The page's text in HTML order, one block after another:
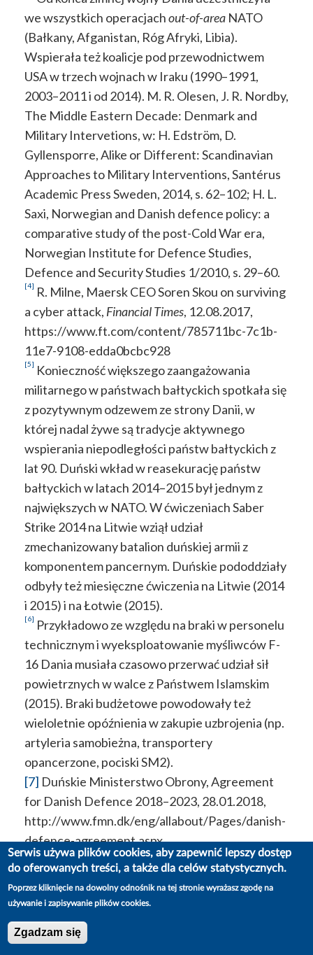
we wszystkich operacjachout-of-area NATO
(Bałkany, Afganistan, Róg Afryki, Libia).
Wspierała też koalicje pod przewodnictwem
USA w trzech wojnach w Iraku (1990–1991,
2003–2011 i od 2014). M. R. Olesen, J. R. Nordby,
The Middle Eastern Decade: Denmark and
Military Intervetions, w: H. Edström, D.
Gyllensporre, Alike or Different: Scandinavian
Approaches to Military Interventions, Santérus
Academic Press Sweden, 2014, s. 62–102; H. L.
Saxi, Norwegian and Danish defence policy: a
comparative study of the post-Cold War era,
Norwegian Institute for Defence Studies,
Defence and Security Studies 1/2010, s. 29–60.
[4] R. Milne, Maersk CEO Soren Skou on surviving
a cyber attack, Financial Times, 12.08.2017,
https://www.ft.com/content/785711bc-7c1b-
11e7-9108-edda0bcbc928
[5] Konieczność większego zaangażowania
militarnego w państwach bałtyckich spotkała się
z pozytywnym odzewem ze strony Danii, w
której nadal żywe są tradycje aktywnego
wspierania niepodległości państw bałtyckich z
lat 90. Duński wkład w reasekurację państw
bałtyckich w latach 2014–2015 był jednym z
największych w NATO. W ćwiczeniach Saber
Strike 2014 na Litwie wziął udział
zmechanizowany batalion duńskiej armii z
komponentem pancernym. Duńskie pododdziały
odbyły też miesięczne ćwiczenia na Litwie (2014
i 2015) i na Łotwie (2015).
[6] Przykładowo ze względu na braki w personelu
technicznym i wyeksploatowanie myśliwców F-
16 Dania musiała czasowo przerwać udział sił
powietrznych w walce z Państwem Islamskim
(2015). Braki budżetowe powodowały też
wieloletnie opóźnienia w zakupie uzbrojenia (np.
artyleria samobieżna, transportery
opancerzone, pociski SM2).
[7] Duńskie Ministerstwo Obrony, Agreement
for Danish Defence 2018–2023, 28.01.2018,
http://www.fmn.dk/eng/allabout/Pages/danish-
defence-agreement.aspx
[8]Nacjonalistyczna Duńska Partia Ludowa
przygotowanie do walk na Bliskim Wschodzie niż
do zapewnienia bezpieczeństwa Danii.
[9]Ch. Hyldal, Claus Hjort: Dansk Nato-brigade
Serwis używa plików cookies, aby zapewnić lepszy dostęp
do oferowanych treści, a także dla celów statystycznych.
Poprzez kliknięcie na dowolny odnośnik na tej stronie wyrażasz zgodę na
używanie i zapisywanie plików cookies.
Zgadzam się